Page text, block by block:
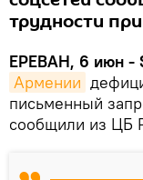
трудности
ЕРЕВАН, 6 июн -
Армении
письменный
сообщили из ЦБ